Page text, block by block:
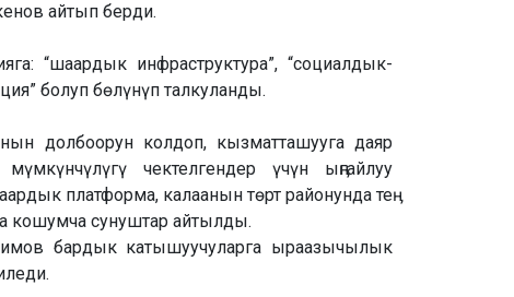
айтып берди.
“шаардык инфраструктура”, “социалдык-
болуп бөлүнүп талкуланды.
долбоорун колдоп, кызматташууга даяр
чектелгендер үчүн ыӊгайлуу
платформа, калаанын төрт районунда теӊ
кошумча сунуштар айтылды.
бардык катышуучуларга ыраазычылык